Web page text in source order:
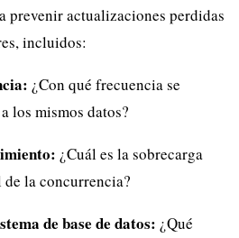
prevenir actualizaciones perdidas
incluidos:
¿Con qué frecuencia se
los mismos datos?
¿Cuál es la sobrecarga
la concurrencia?
de base de datos: ¿Qué